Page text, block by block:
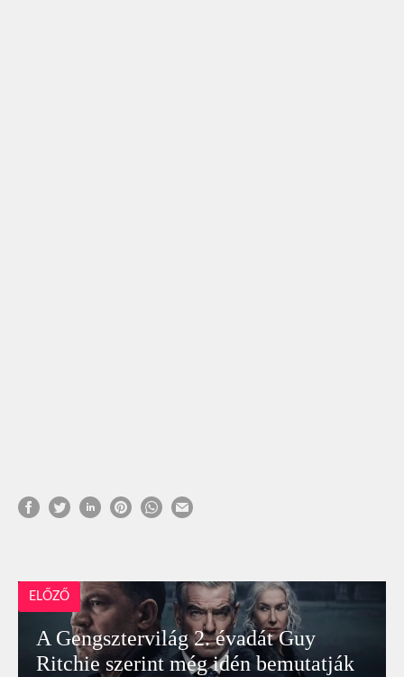
ELŐZŐ
A Gengsztervilág 2. évadát Guy
Ritchie szerint még idén bemutatják